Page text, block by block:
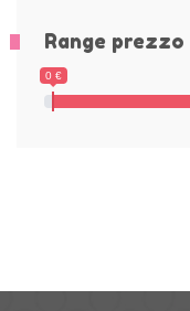
Range prezzo
0 €